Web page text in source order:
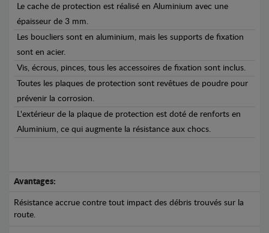
Le cache de protection est réalisé en Aluminium avec une
épaisseur de 3 mm.
Les boucliers sont en aluminium, mais les supports de fixation
sont en acier.
Vis, écrous, pinces, tous les accessoires de fixation sont inclus.
Toutes les plaques de protection sont revêtues de poudre pour
prévenir la corrosion.
L'extérieur de la plaque de protection est doté de renforts en
Aluminium, ce qui augmente la résistance aux chocs.
Avantages:
Résistance accrue contre tout impact des débris trouvés sur la
route.